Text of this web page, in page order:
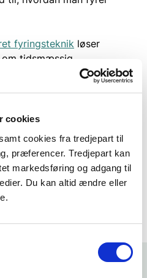
cookies
cookies fra tredjepart til
præferencer. Tredjepart kan
markedsføring og adgang til
Du kan altid ændre eller
fyringsteknik løser
om tidsmæssig
- fx ingen
få mere at vide om,